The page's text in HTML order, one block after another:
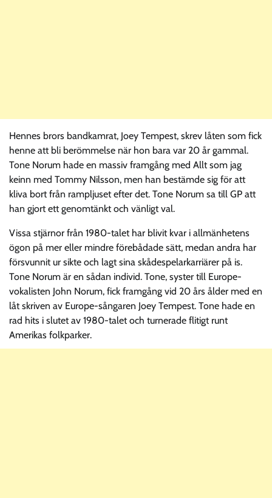
Hennes brors bandkamrat, Joey Tempest, skrev låten som fick
henne att bli berömmelse när hon bara var 20 år gammal.
Tone Norum hade en massiv framgång med Allt som jag
keinn med Tommy Nilsson, men han bestämde sig för att
kliva bort från rampljuset efter det. Tone Norum sa till GP att
han gjort ett genomtänkt och vänligt val.
Vissa stjärnor från 1980-talet har blivit kvar i allmänhetens
ögon på mer eller mindre förebådade sätt, medan andra har
försvunnit ur sikte och lagt sina skådespelarkarriärer på is.
Tone Norum är en sådan individ. Tone, syster till Europe-
vokalisten John Norum, fick framgång vid 20 års ålder med en
låt skriven av Europe-sångaren Joey Tempest. Tone hade en
rad hits i slutet av 1980-talet och turnerade flitigt runt
Amerikas folkparker.